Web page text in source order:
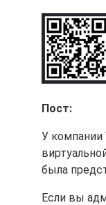
Пост:
У компании
была
Если вы